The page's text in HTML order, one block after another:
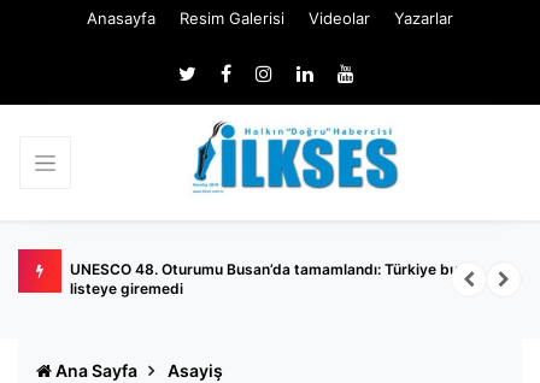
Anasayfa Resim Galerisi Videolar Yazarlar
UNESCO 48. Oturumu Busan’da tamamlandı: Türkiye bu yıl
listeye giremedi
Ana Sayfa Asayiş